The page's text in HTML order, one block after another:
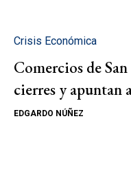
Crisis Económica
Comercios de
cierres y apuntan
EDGARDO NÚÑEZ